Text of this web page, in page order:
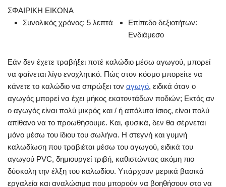
ΣΦΑΙΡΙΚΗ ΕΙΚΟΝΑ
Συνολικός χρόνος: 5 λεπτά
Επίπεδο δεξιοτήτων:
Ενδιάμεσο
Εάν δεν έχετε τραβήξει ποτέ καλώδιο μέσω αγωγού, μπορεί
να φαίνεται λίγο ενοχλητικό. Πώς στον κόσμο μπορείτε να
κάνετε το καλώδιο να σπρώξει τον αγωγό, ειδικά όταν ο
αγωγός μπορεί να έχει μήκος εκατοντάδων ποδιών; Εκτός αν
ο αγωγός είναι πολύ μικρός και / ή απόλυτα ίσιος, είναι πολύ
απίθανο να το προωθήσουμε. Και, φυσικά, δεν θα σέρνεται
μόνο μέσω του ίδιου του σωλήνα. Η στεγνή και γυμνή
καλωδίωση που τραβιέται μέσω του αγωγού, ειδικά του
αγωγού PVC, δημιουργεί τριβή, καθιστώντας ακόμη πιο
δύσκολη την έλξη του καλωδίου. Υπάρχουν μερικά βασικά
εργαλεία και αναλώσιμα που μπορούν να βοηθήσουν στο να